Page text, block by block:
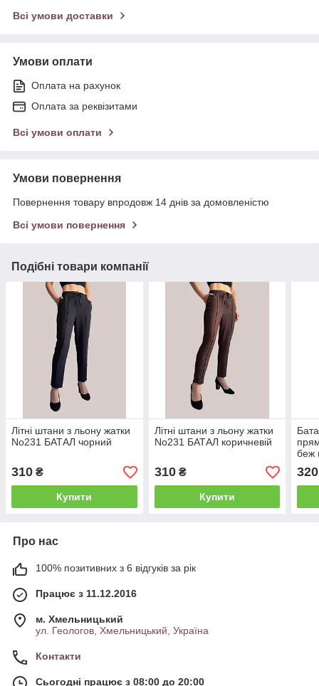
Всі умови доставки
Умови оплати
Оплата на рахунок
Оплата за реквізитами
Всі умови оплати
Умови повернення
Повернення товару впродовж 14 днів за домовленістю
Всі умови повернення
Подібні товари компанії
Літні штани з льону жатки
No231 БАТАЛ чорний
310 ₴
Купити
Літні штани з льону жатки
No231 БАТАЛ коричневій
310₴
Купити
беж
320
Про нас
100% позитивних з 6 відгуків за рік
Працює з 11.12.2016
м. Хмельницький
ул. Геологов, Хмельницький, Україна
Контакти
Сьогодні працює з 08:00 до 20:00